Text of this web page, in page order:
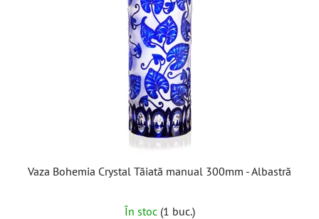
Vaza Bohemia Crystal Tăiată manual 300mm - Albastră
În stoc (1 buc.)